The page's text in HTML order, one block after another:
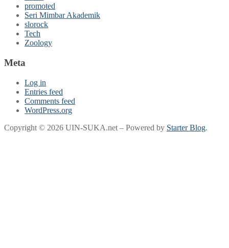
promoted
Seri Mimbar Akademik
slorock
Tech
Zoology
Meta
Log in
Entries feed
Comments feed
WordPress.org
Copyright © 2026 UIN-SUKA.net – Powered by Starter Blog.